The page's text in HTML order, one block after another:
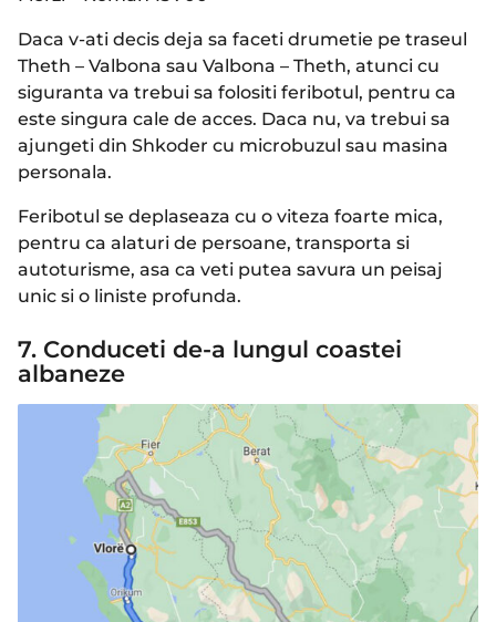
Daca v-ati decis deja sa faceti drumetie pe traseul
Theth – Valbona sau Valbona – Theth, atunci cu
siguranta va trebui sa folositi feribotul, pentru ca
este singura cale de acces. Daca nu, va trebui sa
ajungeti din Shkoder cu microbuzul sau masina
personala.
Feribotul se deplaseaza cu o viteza foarte mica,
pentru ca alaturi de persoane, transporta si
autoturisme, asa ca veti putea savura un peisaj
unic si o liniste profunda.
7. Conduceti de-a lungul coastei
albaneze